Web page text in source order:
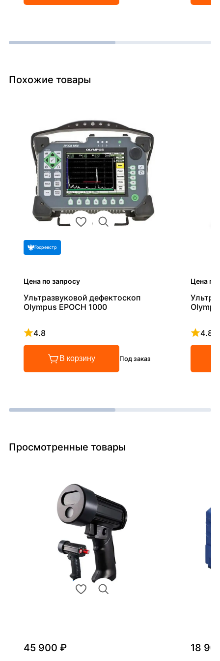
Похожие товары
Госреестр
Цена по запросу
Ультразвуковой дефектоскоп
Olympus EPOCH 1000
4.8
Рейтинг 4.8 из 5
В корзину Под заказ
Цена по
4.8
Просмотренные товары
45 900 ₽ 18